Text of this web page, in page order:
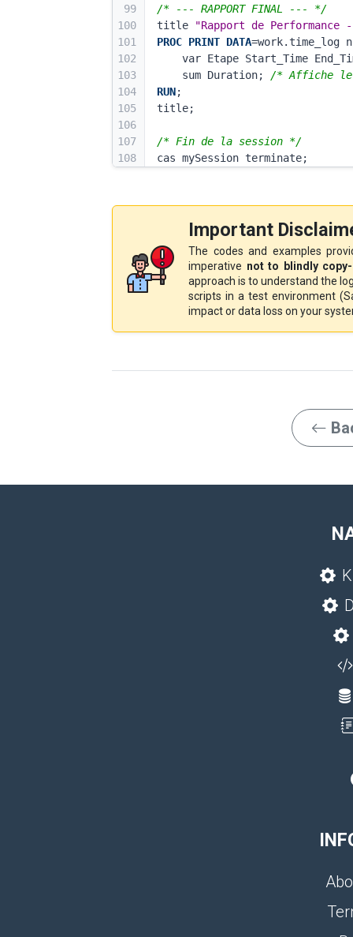
99
/* --- RAPPORT FINAL --- */
100
title
"Rapport de Performance
101
PROC PRINT DATA=work.time_log
102
var Etape Start_Time
103
    sum Duration;
/* Affiche le
104
RUN;
105
title;
106
107
/* Fin de la session */
108
cas mySession terminate;
Important
The codes and examples
imperative not to blindly
approach is to understand the
scripts in a test environment
impact or data loss on your